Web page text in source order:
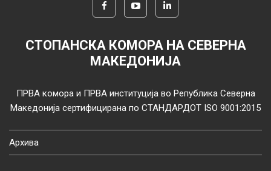
СТОПАНСКА КОМОРА НА СЕВЕРНА
МАКЕДОНИЈА
ПРВА комора и ПРВА институција во Република Северна
Македонија сертифицирана по СТАНДАРДОТ ISO 9001:2015
Архива